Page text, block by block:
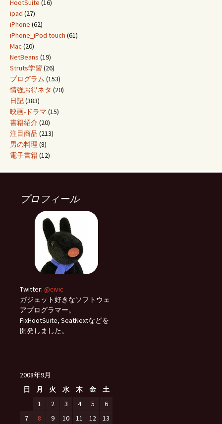
HootSuite (16)
ipad (27)
iPhone (62)
iPhone_iPod touch (61)
Mac (20)
NetBeans (19)
Struts学習 (26)
プログラム (153)
情強お得ネタ (20)
日記(383)
映画-ドラマ (15)
書籍紹介(20)
注目商品 (213)
男の料理 (8)
電子書籍(12)
プロフィール
Twitter: @civic
ガジェット好きなソフトウェ
アプログラマー。
FixHootSuite, SeatNextなどを
開発しました。
2008年9月
日
月 火 水 木 金
土
1
2 3 4 5
6
7
8 9 10 11 12 13